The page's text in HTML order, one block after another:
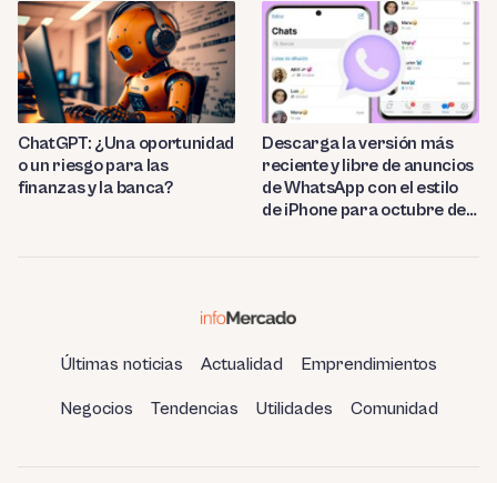
ChatGPT: ¿Una oportunidad
o un riesgo para las
finanzas y la banca?
Descarga la versión más
reciente y libre de anuncios
de WhatsApp con el estilo
de iPhone para octubre de
Últimas noticias Actualidad Emprendimientos
Negocios Tendencias Utilidades Comunidad